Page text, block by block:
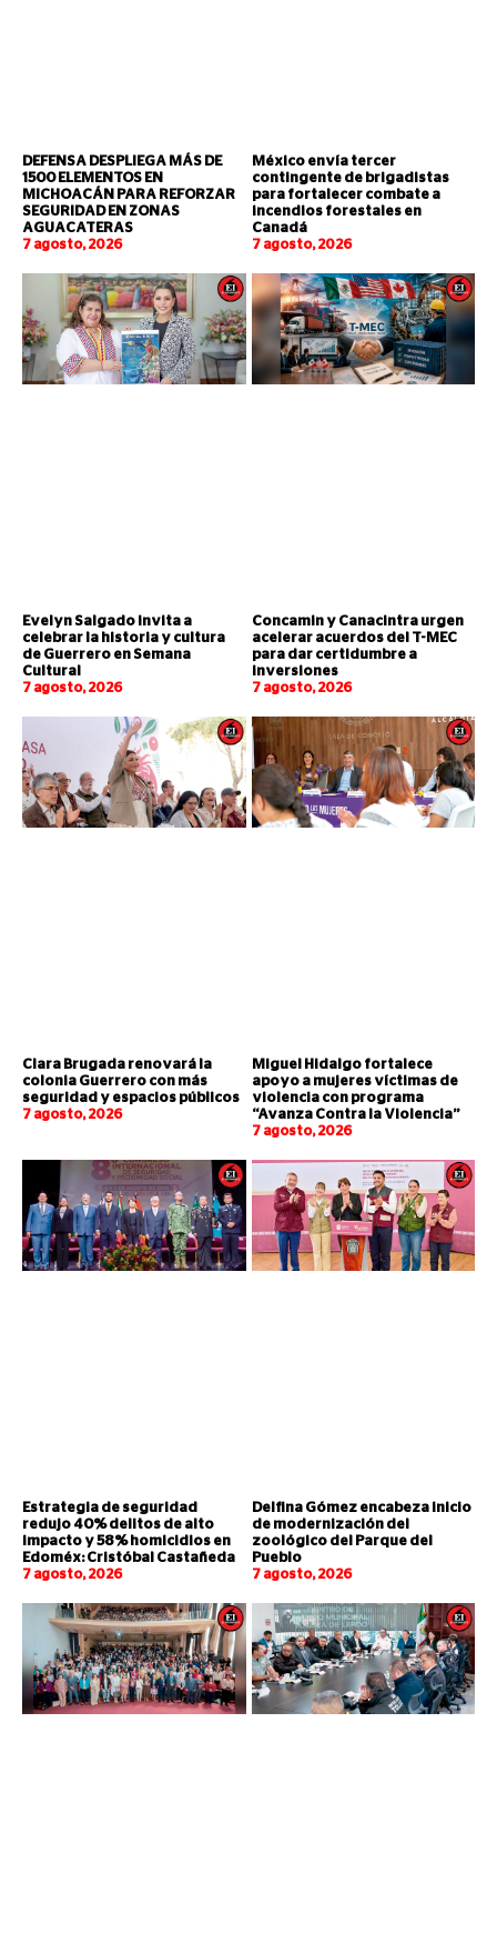
DEFENSA DESPLIEGA MÁS DE
1500 ELEMENTOS EN
MICHOACÁN PARA REFORZAR
SEGURIDAD EN ZONAS
AGUACATERAS
7 agosto, 2026
México envía tercer
contingente de brigadistas
para fortalecer combate a
incendios forestales en
Canadá
7 agosto, 2026
Evelyn Salgado invita a
celebrar la historia y cultura
de Guerrero en Semana
Cultural
7 agosto, 2026
Concamin y Canacintra urgen
acelerar acuerdos del T-MEC
para dar certidumbre a
inversiones
7 agosto, 2026
Clara Brugada renovará la
colonia Guerrero con más
seguridad y espacios públicos
7 agosto, 2026
Miguel Hidalgo fortalece
apoyo a mujeres víctimas de
violencia con programa
“Avanza Contra la Violencia”
7 agosto, 2026
Estrategia de seguridad
redujo 40% delitos de alto
impacto y 58% homicidios en
Edoméx: Cristóbal Castañeda
7 agosto, 2026
Delfina Gómez encabeza inicio
de modernización del
zoológico del Parque del
Pueblo
7 agosto, 2026